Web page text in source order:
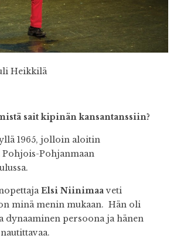
Heikkilä
sait kipinän kansantanssiin?
1965, jolloin aloitin
Pohjanmaan
Elsi Niinimaaveti
minä menin mukaan. Hän oli
dynaaminen persoona ja hänen